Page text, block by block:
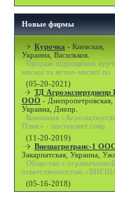
Новые фирмы
Курочка - Киевская,
Украина, Васильков.
Продаж підрощених
мясної та яєчно-мясної по
(05-20-2021)
ТД Агроэкспертднепр
ООО - Днепропетровская,
Украина, Днепр.
Компания
Плюс» - поставляет совр
(11-20-2019)
Внешагротранс-1
Закарпатская, Украина,
Общество с ограниченной
ответственностью
(05-16-2018)